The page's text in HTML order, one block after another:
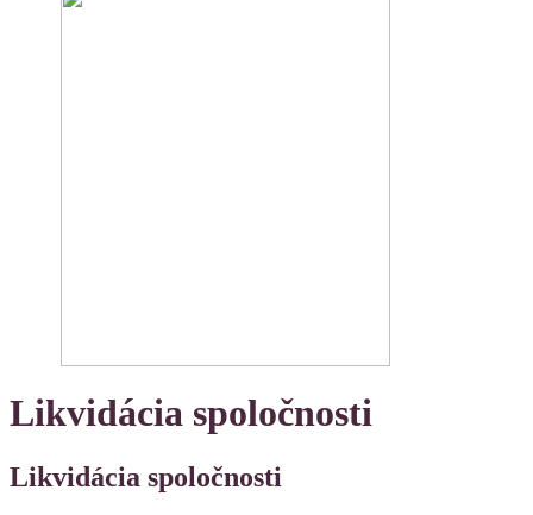
Likvidácia spoločnosti
Likvidácia spoločnosti